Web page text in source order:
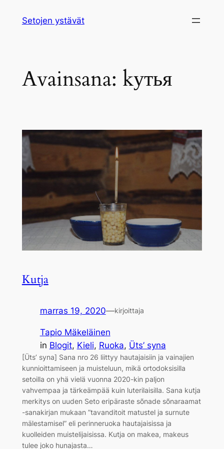
sisältöön
Setojen ystävät
Avainsana: kутья
Kutja
marras 19, 2020—kirjoittaja
Tapio Mäkeläinen
in Blogit, Kieli, Ruoka, Üts’ syna
[Üts’ syna] Sana nro 26 liittyy hautajaisiin ja vainajien
kunnioittamiseen ja muisteluun, mikä ortodoksisilla
setoilla on yhä vielä vuonna 2020-kin paljon
vahvempaa ja tärkeämpää kuin luterilaisilla. Sana kutja
merkitys on uuden Seto eripäraste sõnade sõnaraamat
-sanakirjan mukaan ”tavanditoit matustel ja surnute
mälestamisel” eli perinneruoka hautajaisissa ja
kuolleiden muistelijaisissa. Kutja on makea, makeus
tulee joko hunajasta…